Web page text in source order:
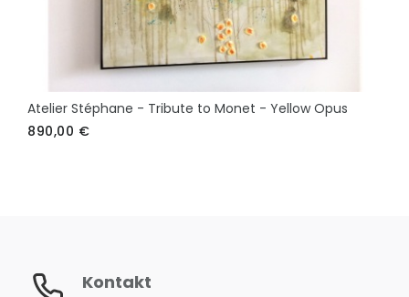
Atelier Stéphane - Tribute to Monet - Yellow Opus
890,00 €
Kontakt